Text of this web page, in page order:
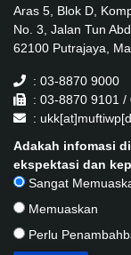
Aras 5, Blok D,
No. 3, Jalan Tun
62100 Putrajaya,
: 03-8870 9000
: 03-8870 9101 /
:
Adakah infomasi
ekspektasi dan
Sangat
Memuaskan
Perlu